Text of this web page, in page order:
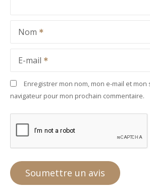
Nom
E-mail
Enregistrer mon nom, mon e-mail et mon
navigateur pour mon prochain commentaire.